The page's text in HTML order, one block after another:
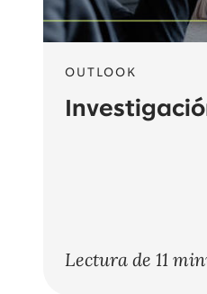
OUTLOOK
Lectura de 11